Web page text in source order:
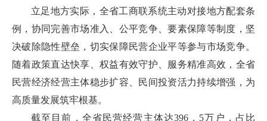
立足地方实际，全省工商联系统主动对接地方配套条
例，协同完善市场准入、公平竞争、要素保障等制度，坚
决破除隐性壁垒，切实保障民营企业平等参与市场竞争。
随着政策直达快享、权益有效守护、服务精准高效，全省
民营经济经营主体稳步扩容、民间投资活力持续增强，为
高质量发展筑牢根基。
截至目前，全省民营经营主体达396．5万户，占比